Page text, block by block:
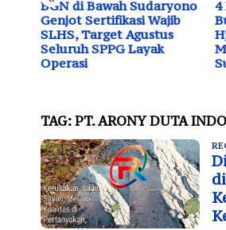
BGN di Bawah Sudaryono
Genjot Sertifikasi Wajib
SLHS, Target Agustus
Seluruh SPPG Layak
Operasi
4
TAG:PT. ARONY DUTA